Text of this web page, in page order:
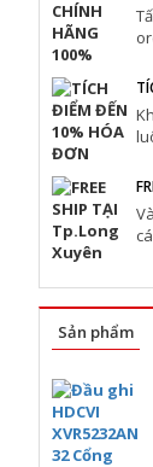
Sản phẩm